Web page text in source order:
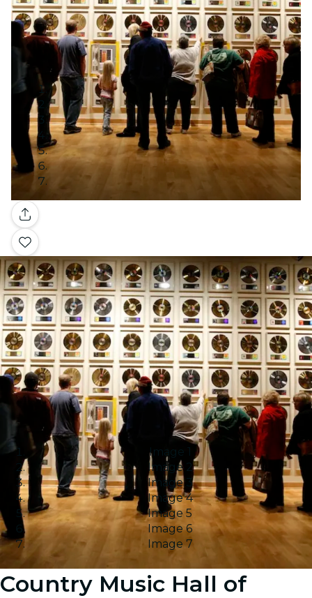
Galerie
Image 1
Image 2
Image 3
Image 4
Image 5
Image 6
Image 7
Country Music Hall of